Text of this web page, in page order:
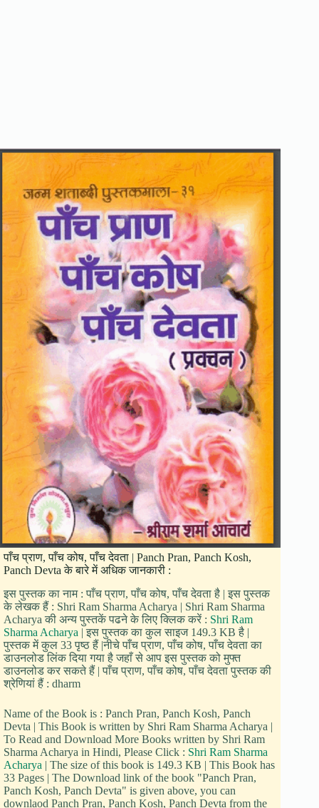
पाँच प्राण, पाँच कोष, पाँच देवता | Panch Pran, Panch Kosh,
Panch Devta के बारे में अधिक जानकारी :
इस पुस्तक का नाम : पाँच प्राण, पाँच कोष, पाँच देवता है | इस पुस्तक
के लेखक हैं : Shri Ram Sharma Acharya | Shri Ram Sharma
Acharya की अन्य पुस्तकें पढने के लिए क्लिक करें : Shri Ram
Sharma Acharya | इस पुस्तक का कुल साइज 149.3 KB है |
पुस्तक में कुल 33 पृष्ठ हैं |नीचे पाँच प्राण, पाँच कोष, पाँच देवता का
डाउनलोड लिंक दिया गया है जहाँ से आप इस पुस्तक को मुफ्त
डाउनलोड कर सकते हैं | पाँच प्राण, पाँच कोष, पाँच देवता पुस्तक की
श्रेणियां हैं : dharm
Name of the Book is : Panch Pran, Panch Kosh, Panch
Devta | This Book is written by Shri Ram Sharma Acharya |
To Read and Download More Books written by Shri Ram
Sharma Acharya in Hindi, Please Click : Shri Ram Sharma
Acharya | The size of this book is 149.3 KB | This Book has
33 Pages | The Download link of the book "Panch Pran,
Panch Kosh, Panch Devta" is given above, you can
downlaod Panch Pran, Panch Kosh, Panch Devta from the